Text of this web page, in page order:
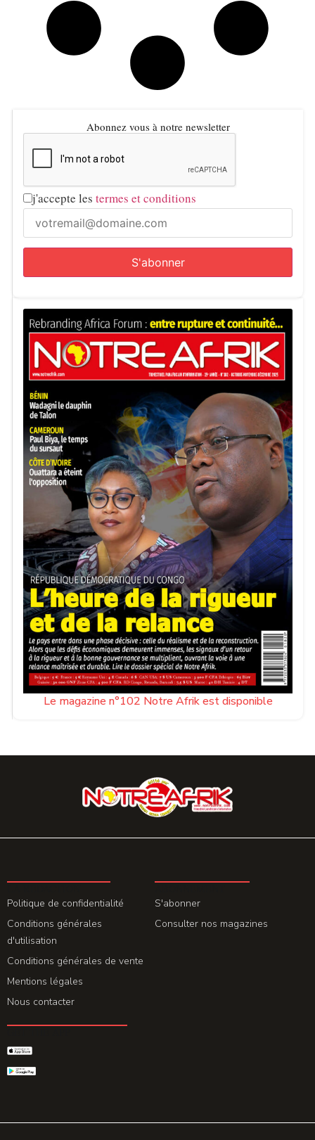
Abonnez vous à notre newsletter
j'accepte les termes et conditions
Le magazine n°102 Notre Afrik est disponible
Politique de confidentialité
Conditions générales
d'utilisation
Conditions générales de vente
Mentions légales
Nous contacter
S'abonner
Consulter nos magazines